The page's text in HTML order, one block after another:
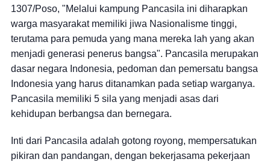
1307/Poso, "Melalui kampung Pancasila ini diharapkan
warga masyarakat memiliki jiwa Nasionalisme tinggi,
terutama para pemuda yang mana mereka lah yang akan
menjadi generasi penerus bangsa". Pancasila merupakan
dasar negara Indonesia, pedoman dan pemersatu bangsa
Indonesia yang harus ditanamkan pada setiap warganya.
Pancasila memiliki 5 sila yang menjadi asas dari
kehidupan berbangsa dan bernegara.
Inti dari Pancasila adalah gotong royong, mempersatukan
pikiran dan pandangan, dengan bekerjasama pekerjaan